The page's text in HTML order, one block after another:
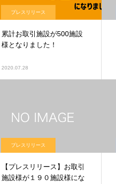
プレスリリース
累計お取引施設が500施設
様となりました！
2020.07.28
プレスリリース
【プレスリリース】お取引
施設様が１９０施設様にな